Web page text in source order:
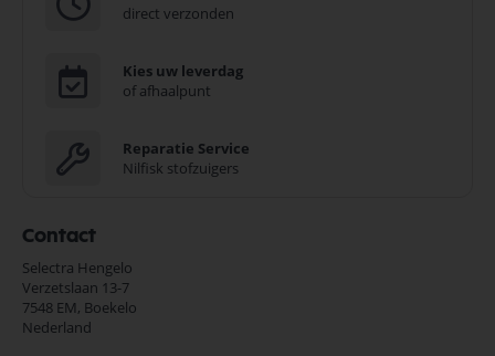
direct verzonden
Kies uw leverdag
of afhaalpunt
Reparatie Service
Nilfisk stofzuigers
Contact
Selectra Hengelo
Verzetslaan 13-7
7548 EM, Boekelo
Nederland